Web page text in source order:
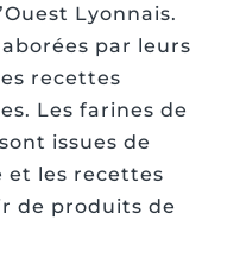
Lyonnais.
par leurs
recettes
Les farines de
issues de
et les recettes
de produits de